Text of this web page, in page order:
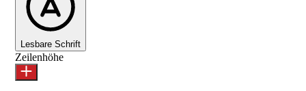
Lesbare Schrift
Zeilenhöhe